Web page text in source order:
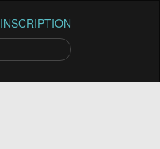
INSCRIPTION